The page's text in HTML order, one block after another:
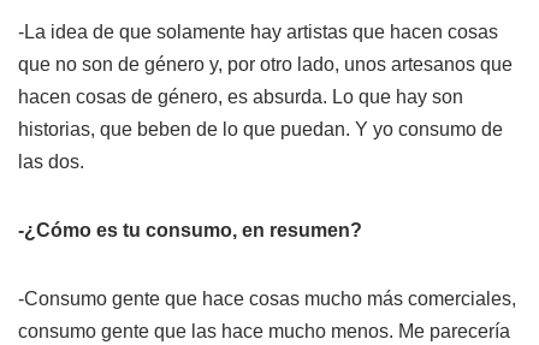
-La idea de que solamente hay artistas que hacen cosas
que no son de género y, por otro lado, unos artesanos que
hacen cosas de género, es absurda. Lo que hay son
historias, que beben de lo que puedan. Y yo consumo de
las dos.
-¿Cómo es tu consumo, en resumen?
-Consumo gente que hace cosas mucho más comerciales,
consumo gente que las hace mucho menos. Me parecería